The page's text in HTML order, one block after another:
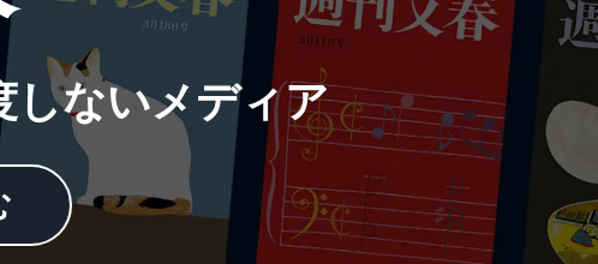
解散」WBC日本代表“敗戦”の真実 選手が明かす...
棋、読む将棋
田有紀
#松田聖子
しないメディア